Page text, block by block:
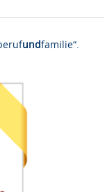
undfamilie“.